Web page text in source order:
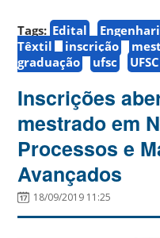
Tags: Edital
Têxtil
inscrição
graduação
ufsc
Inscrições
mestrado em
Processos e
Avançados
18/09/2019 11:25